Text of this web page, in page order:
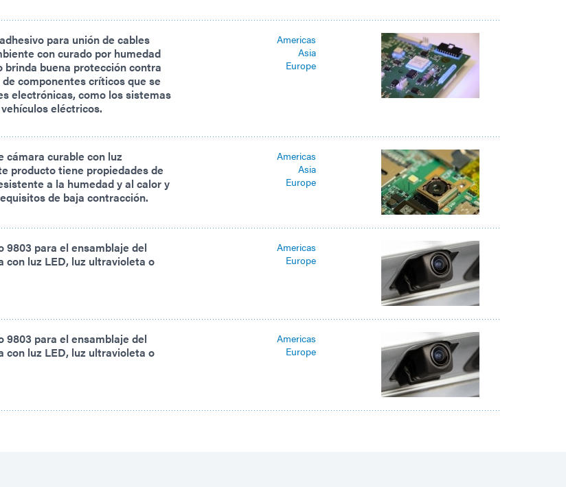
para unión de cables
con curado por humedad
brinda buena protección contra
componentes críticos que se
electrónicas, como los sistemas
eléctricos.
Americas
Asia
Europe
cámara curable con luz
producto tiene propiedades de
a la humedad y al calor y
de baja contracción.
Americas
Asia
Europe
9803 para el ensamblaje del
con luz LED, luz ultravioleta o
Americas
Europe
9803 para el ensamblaje del
con luz LED, luz ultravioleta o
Americas
Europe